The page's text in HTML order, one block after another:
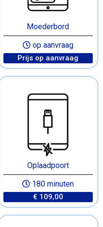
Moederbord
op aanvraag
Prijs op aanvraag
Oplaadpoort
180 minuten
€ 109,00